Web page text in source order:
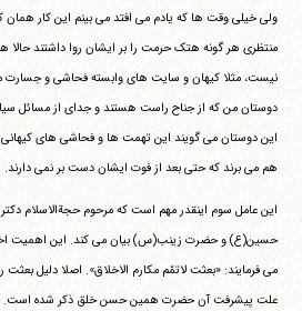
ولی خیلی وقت ها که یادم می افتد می بینم این کار همان
منتظری هر گونه هتک حرمت را بر ایشان روا داشتند حالا
نیست، مثلا کیهان و سایت های وابسته فحاشی و جسارت
دوستان من که از جناح راست هستند و جدای از مسائل
این دوستان می گویند این تهمت ها و فحاشی های
هم می برند که حتی بعد از فوت ایشان دست بر نمی دارند.
این عامل سوم اینقدر مهم است که مرحوم حجةالاسلام
حسین(ع) و حضرت زینب(س) بیان می کند. این اهمیت
می فرمایند: «بعثت لاتمّم مکارم الاخلاق». اصلا دلیل
علت پیشرفت آن حضرت همین حسن خلق ذکر شده است. این